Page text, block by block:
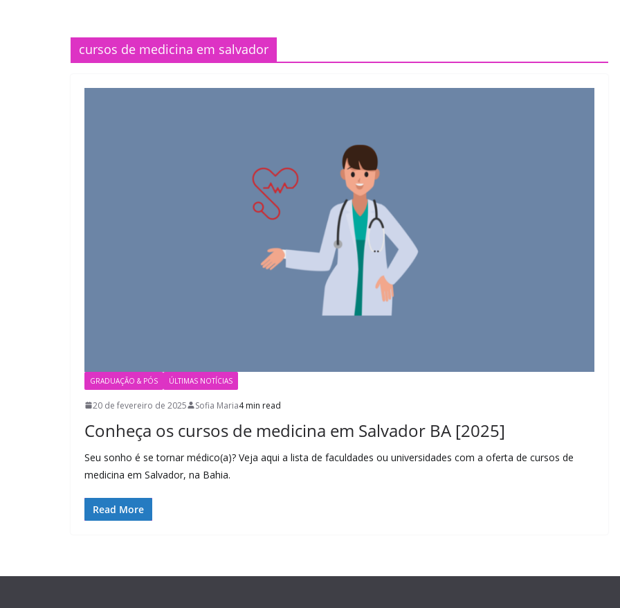
cursos de medicina em salvador
GRADUAÇÃO & PÓS ÚLTIMAS NOTÍCIAS
20 de fevereiro de 2025 Sofia Maria4 min read
Conheça os cursos de medicina em Salvador BA [2025]
Seu sonho é se tornar médico(a)? Veja aqui a lista de faculdades ou universidades com a oferta de cursos de
medicina em Salvador, na Bahia.
Read More